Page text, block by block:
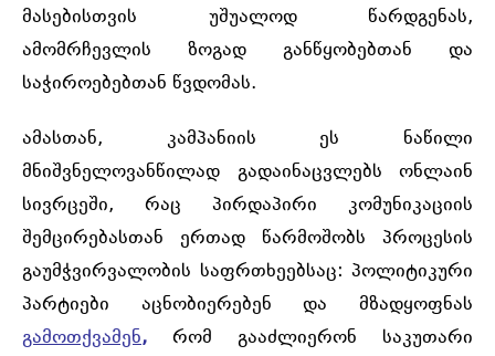
მასებისთვის უშუალოდ წარდგენას,
ამომრჩევლის ზოგად განწყობებთან და
საჭიროებებთან წვდომას.
ამასთან, კამპანიის ეს ნაწილი
მნიშვნელოვანწილად გადაინაცვლებს ონლაინ
სივრცეში, რაც პირდაპირი კომუნიკაციის
შემცირებასთან ერთად წარმოშობს პროცესის
გაუმჭვირვალობის საფრთხეებსაც: პოლიტიკური
პარტიები აცნობიერებენ და მზადყოფნას
გამოთქვამენ,
რომ გააძლიერონ საკუთარი